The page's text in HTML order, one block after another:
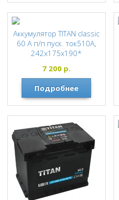
Аккумулятор TITAN classic
60 А п/п пуск. ток510А,
242х175х190*
TITAN
7 200 р.
Подробнее